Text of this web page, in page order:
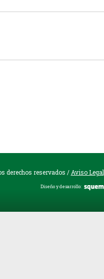
derechos reservados / Aviso Legal
Diseño y desarrollo: